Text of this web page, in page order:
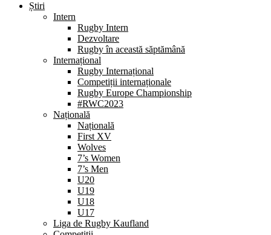
Știri
Intern
Rugby Intern
Dezvoltare
Rugby în această săptămână
Internațional
Rugby Internațional
Competiții internaționale
Rugby Europe Championship
#RWC2023
Națională
Națională
First XV
Wolves
7’s Women
7’s Men
U20
U19
U18
U17
Liga de Rugby Kaufland